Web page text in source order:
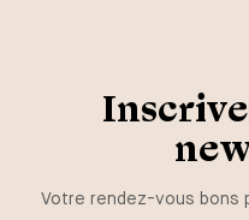
Votre rendez-vous bons